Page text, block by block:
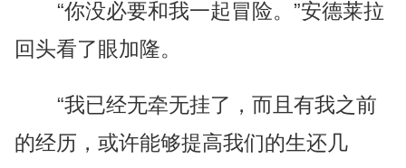
“你没必要和我一起冒险。”安德莱拉
回头看了眼加隆。
“我已经无牵无挂了，而且有我之前
的经历，或许能够提高我们的生还几